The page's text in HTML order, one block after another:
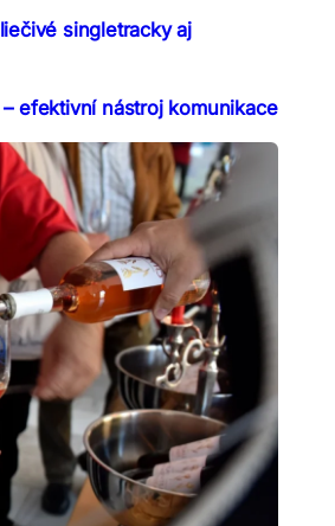
singletracky aj
efektivní nástroj komunikace